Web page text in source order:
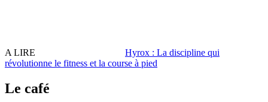
A LIRE
Hyrox : La discipline qui
révolutionne le fitness et la course à pied
Le café